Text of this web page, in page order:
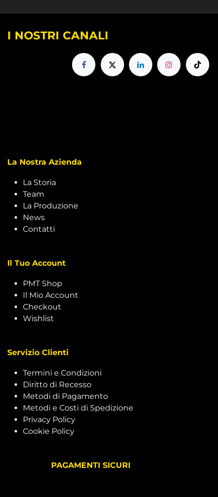
I NOSTRI CANALI
La Nostra Azienda
La Storia
Team
La Produzione
News
Contatti
Il Tuo Account
PMT Shop
Il Mio Account
Checkout
Wishlist
Servizio Clienti
Termini e Condizioni
Diritto di Recesso
Metodi di Pagamento
Metodi e Costi di Spedizione
Privacy Policy
Cookie Policy
PAGAMENTI SICURI